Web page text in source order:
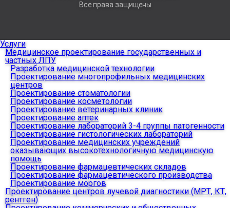
Все права защищены
Услуги
Медицинское проектирование государственных и
частных ЛПУ
Разработка медицинской технологии
Проектирование многопрофильных медицинских
центров
Проектирование стоматологии
Проектирование косметологии
Проектирование ветеринарных клиник
Проектирование аптек
Проектирование лабораторий 3-4 группы патогенности
Проектирование гистологических лабораторий
Проектирование медицинских учреждений
оказывающих высокотехнологичную медицинскую
помощь
Проектирование фармацевтических складов
Проектирование фармацевтического производства
Проектирование моргов
Проектирование центров лучевой диагностики (МРТ, КТ,
рентген)